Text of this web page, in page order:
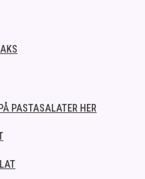
PASTASALATER HER